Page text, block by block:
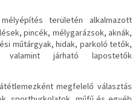
területén alkalmazott
pincék, mélygarázsok, aknák,
műtárgyak, hidak, parkoló tetők,
járható lapostetők
megfelelő választás